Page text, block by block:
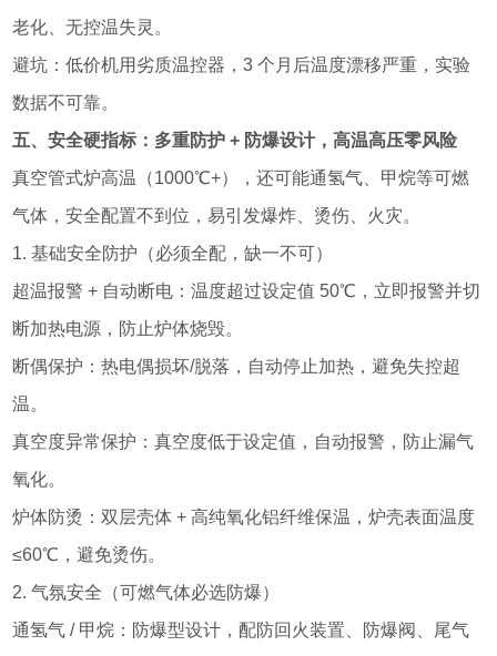
老化、无控温失灵。
避坑：低价机用劣质温控器，3 个月后温度漂移严重，实验
数据不可靠。
五、安全硬指标：多重防护 + 防爆设计，高温高压零风险
真空管式炉高温（1000℃+），还可能通氢气、甲烷等可燃
气体，安全配置不到位，易引发爆炸、烫伤、火灾。
1. 基础安全防护（必须全配，缺一不可）
超温报警 + 自动断电：温度超过设定值 50℃，立即报警并切
断加热电源，防止炉体烧毁。
断偶保护：热电偶损坏/脱落，自动停止加热，避免失控超
温。
真空度异常保护：真空度低于设定值，自动报警，防止漏气
氧化。
炉体防烫：双层壳体 + 高纯氧化铝纤维保温，炉壳表面温度
≤60℃，避免烫伤。
2. 气氛安全（可燃气体必选防爆）
通氢气 / 甲烷：防爆型设计，配防回火装置、防爆阀、尾气